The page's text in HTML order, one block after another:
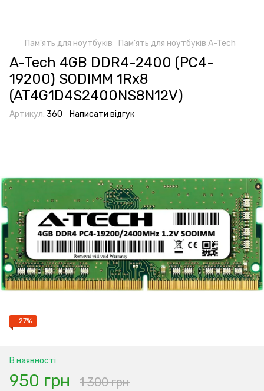
Пам'ять для ноутбуків Пам'ять для ноутбуків A-Tech
A-Tech 4GB DDR4-2400 (PC4-
19200) SODIMM 1Rx8
(AT4G1D4S2400NS8N12V)
Артикул: 360 Написати відгук
−27%
В наявності
950 грн 1 300 грн